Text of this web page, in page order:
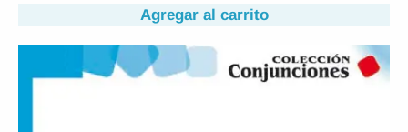
Agregar al carrito